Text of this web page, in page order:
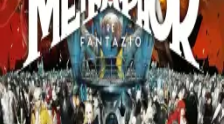
HomeShelfEssaysAbout
Shelf/Games/Metaphor: ReFantazio